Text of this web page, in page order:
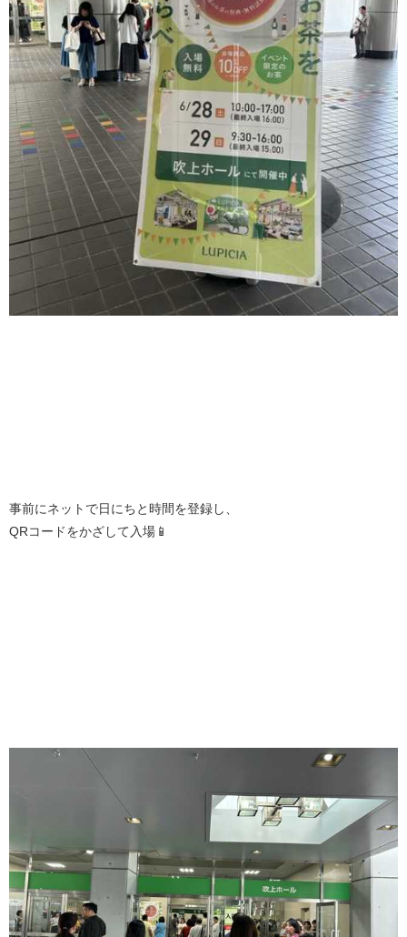
事前にネットで日にちと時間を登録し、
QRコードをかざして入場📱